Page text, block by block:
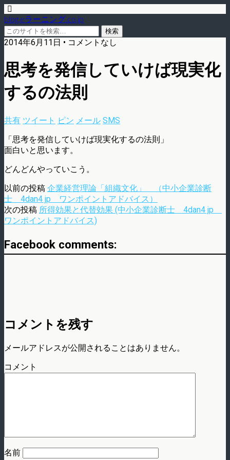
blog.eラーニング.co.jp
2014年6月11日 • コメントなし
思考を発信していけば現実化
するの法則
共有 ツイート ピン メール SMS
「思考を発信していけば現実化するの法則」
面白いと思います。
どんどんやっていこう。
以前の投稿 企業経営理論「組織文化」 （中小企業診断
士 4dan4 jp ワンポイントアドバイス）
次の投稿 所得効果と代替効果 (中小企業診断士 4dan4 jp
ワンポイントアドバイス)
Facebook comments:
コメントを残す
メールアドレスが公開されることはありません。
コメント
名前